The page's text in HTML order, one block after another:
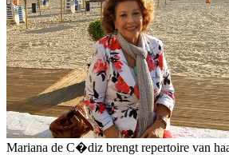
Mariana de C�diz brengt repertoire van